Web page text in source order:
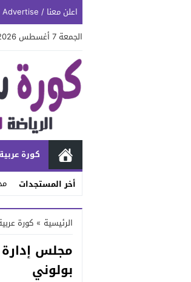
اعلن معنا / Advertise
الجمعة 7 أغسطس 2026 - 5:58 صباحًا
كورة عربية
أخر المستجدات
الرئيسية » كورة
مجلس إدارة
بولوني